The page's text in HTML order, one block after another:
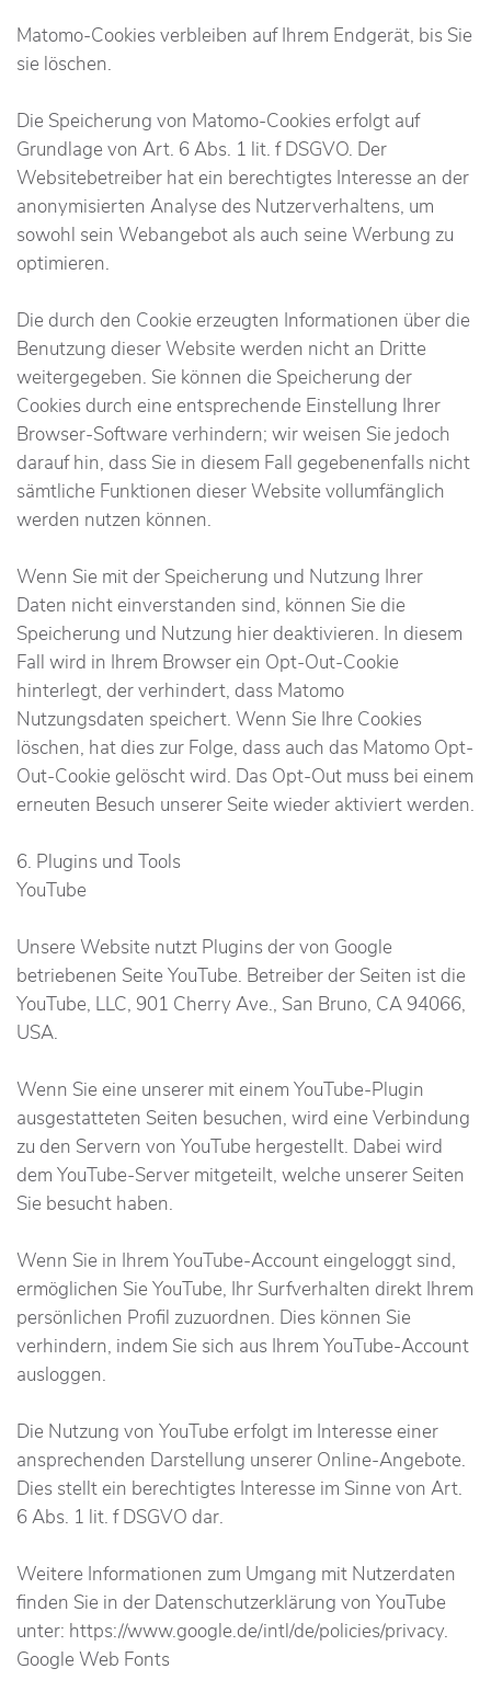
Matomo-Cookies verbleiben auf Ihrem Endgerät, bis Sie
sie löschen.
Die Speicherung von Matomo-Cookies erfolgt auf
Grundlage von Art. 6 Abs. 1 lit. f DSGVO. Der
Websitebetreiber hat ein berechtigtes Interesse an der
anonymisierten Analyse des Nutzerverhaltens, um
sowohl sein Webangebot als auch seine Werbung zu
optimieren.
Die durch den Cookie erzeugten Informationen über die
Benutzung dieser Website werden nicht an Dritte
weitergegeben. Sie können die Speicherung der
Cookies durch eine entsprechende Einstellung Ihrer
Browser-Software verhindern; wir weisen Sie jedoch
darauf hin, dass Sie in diesem Fall gegebenenfalls nicht
sämtliche Funktionen dieser Website vollumfänglich
werden nutzen können.
Wenn Sie mit der Speicherung und Nutzung Ihrer
Daten nicht einverstanden sind, können Sie die
Speicherung und Nutzung hier deaktivieren. In diesem
Fall wird in Ihrem Browser ein Opt-Out-Cookie
hinterlegt, der verhindert, dass Matomo
Nutzungsdaten speichert. Wenn Sie Ihre Cookies
löschen, hat dies zur Folge, dass auch das Matomo Opt-
Out-Cookie gelöscht wird. Das Opt-Out muss bei einem
erneuten Besuch unserer Seite wieder aktiviert werden.
6. Plugins und Tools
YouTube
Unsere Website nutzt Plugins der von Google
betriebenen Seite YouTube. Betreiber der Seiten ist die
YouTube, LLC, 901 Cherry Ave., San Bruno, CA 94066,
USA.
Wenn Sie eine unserer mit einem YouTube-Plugin
ausgestatteten Seiten besuchen, wird eine Verbindung
zu den Servern von YouTube hergestellt. Dabei wird
dem YouTube-Server mitgeteilt, welche unserer Seiten
Sie besucht haben.
Wenn Sie in Ihrem YouTube-Account eingeloggt sind,
ermöglichen Sie YouTube, Ihr Surfverhalten direkt Ihrem
persönlichen Profil zuzuordnen. Dies können Sie
verhindern, indem Sie sich aus Ihrem YouTube-Account
ausloggen.
Die Nutzung von YouTube erfolgt im Interesse einer
ansprechenden Darstellung unserer Online-Angebote.
Dies stellt ein berechtigtes Interesse im Sinne von Art.
6 Abs. 1 lit. f DSGVO dar.
Weitere Informationen zum Umgang mit Nutzerdaten
finden Sie in der Datenschutzerklärung von YouTube
unter: https://www.google.de/intl/de/policies/privacy.
Google Web Fonts